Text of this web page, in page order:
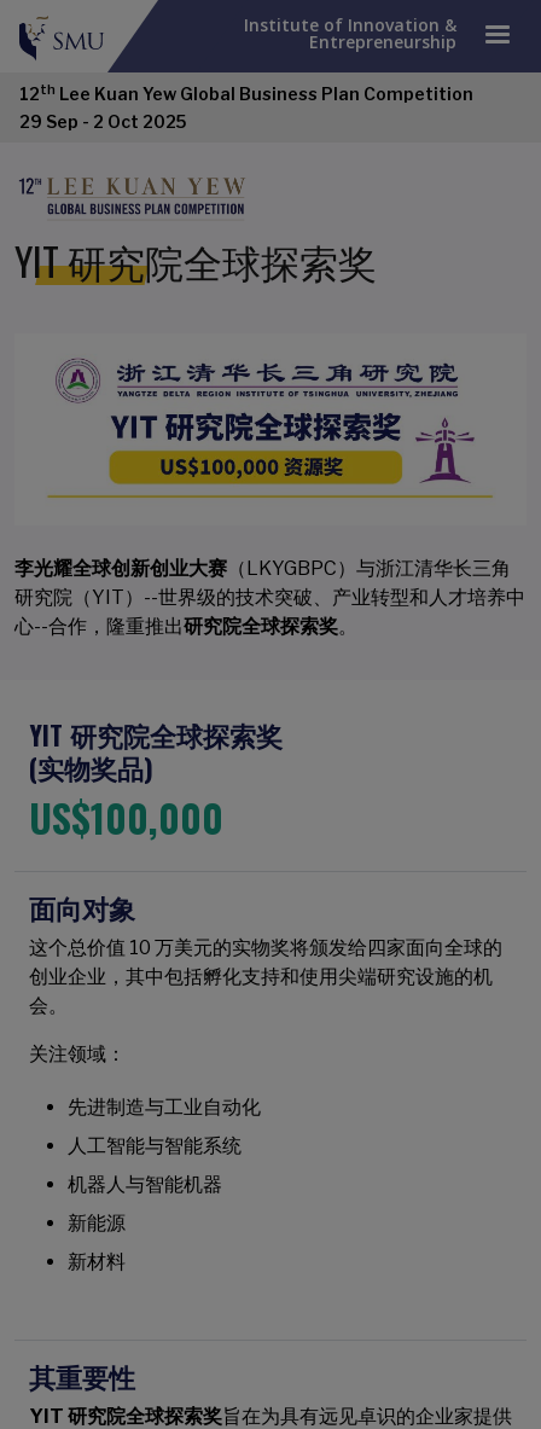
Institute of Innovation &
Entrepreneurship
12th Lee Kuan Yew Global Business Plan Competition
29 Sep - 2 Oct 2025
YIT 研究院全球探索奖
李光耀全球创新创业大赛 （LKYGBPC）与浙江清华长三角
研究院（YIT）--世界级的技术突破、产业转型和人才培养中
心--合作，隆重推出研究院全球探索奖。
YIT 研究院全球探索奖
(实物奖品)
US$100,000
面向对象
这个总价值 10 万美元的实物奖将颁发给四家面向全球的
创业企业，其中包括孵化支持和使用尖端研究设施的机
会。
关注领域：
先进制造与工业自动化
人工智能与智能系统
机器人与智能机器
新能源
新材料
其重要性
YIT 研究院全球探索奖旨在为具有远见卓识的企业家提供